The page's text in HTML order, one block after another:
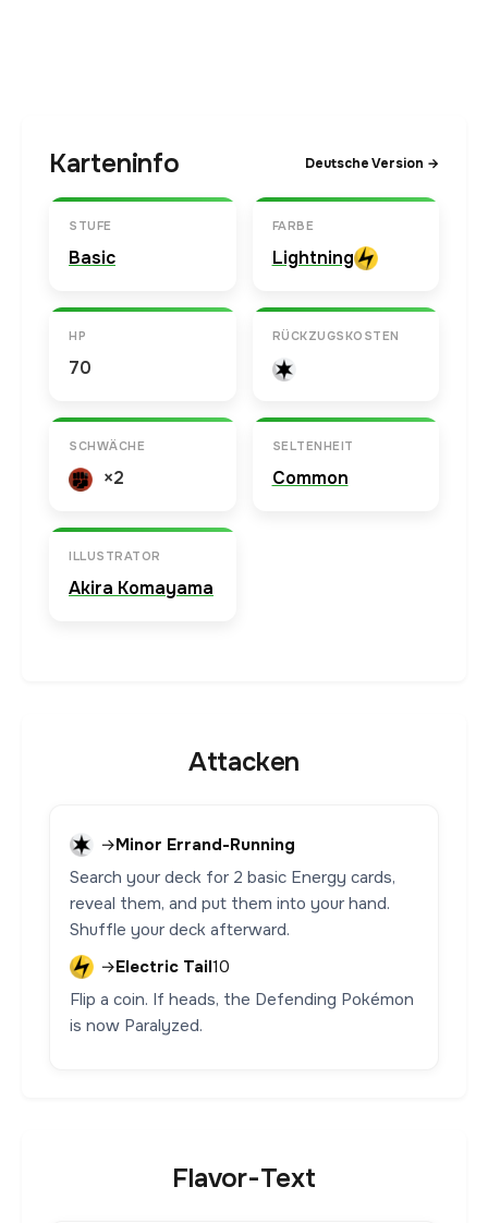
Karteninfo Deutsche Version →
STUFE
Basic
FARBE
Lightning
HP
70
RÜCKZUGSKOSTEN
SCHWÄCHE
×2
SELTENHEIT
Common
ILLUSTRATOR
Akira Komayama
Attacken
→Minor Errand-Running
Search your deck for 2 basic Energy cards,
reveal them, and put them into your hand.
Shuffle your deck afterward.
→Electric Tail10
Flip a coin. If heads, the Defending Pokémon
is now Paralyzed.
Flavor-Text